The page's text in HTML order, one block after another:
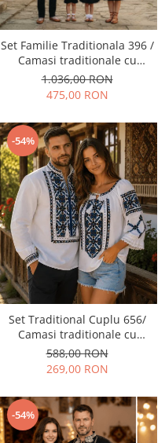
Set Familie Traditionala 396 /
Camasi traditionale cu
broderie
1.036,00 RON
475,00 RON
-54%
Set Traditional Cuplu 656/
Camasi traditionale cu
broderie
588,00 RON
269,00 RON
-54%